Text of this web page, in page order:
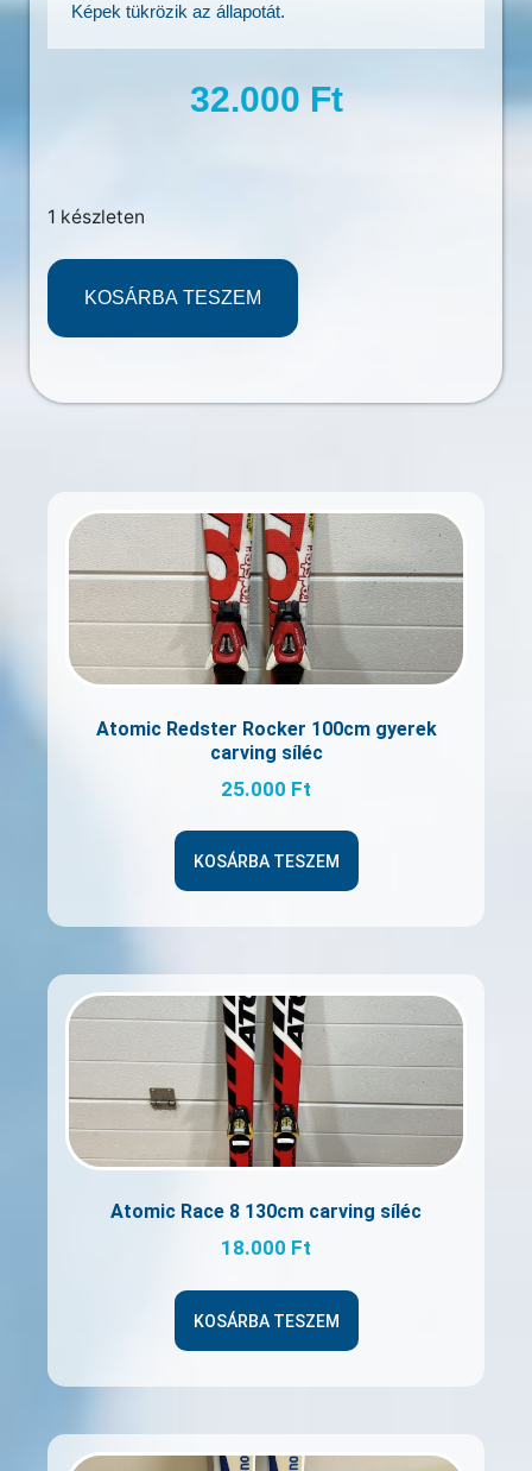
Képek tükrözik az állapotát.
32.000 Ft
1 készleten
KOSÁRBA TESZEM
Atomic Redster Rocker 100cm gyerek
carving síléc
25.000 Ft
KOSÁRBA TESZEM
Atomic Race 8 130cm carving síléc
18.000 Ft
KOSÁRBA TESZEM